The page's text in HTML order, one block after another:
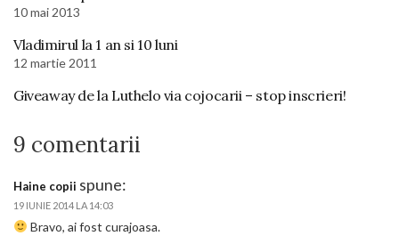
10 mai 2013
Vladimirul la 1 an si 10 luni
12 martie 2011
Giveaway de la Luthelo via cojocarii – stop inscrieri!
9 comentarii
Haine copii spune:
19 IUNIE 2014 LA 14:03
Bravo, ai fost curajoasa.